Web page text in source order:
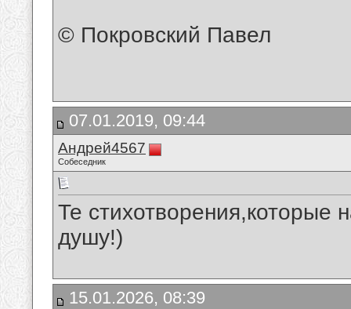
© Покровский Павел
07.01.2019, 09:44
Андрей4567
Собеседник
Те стихотворения,которые
душу!)
15.01.2026, 08:39